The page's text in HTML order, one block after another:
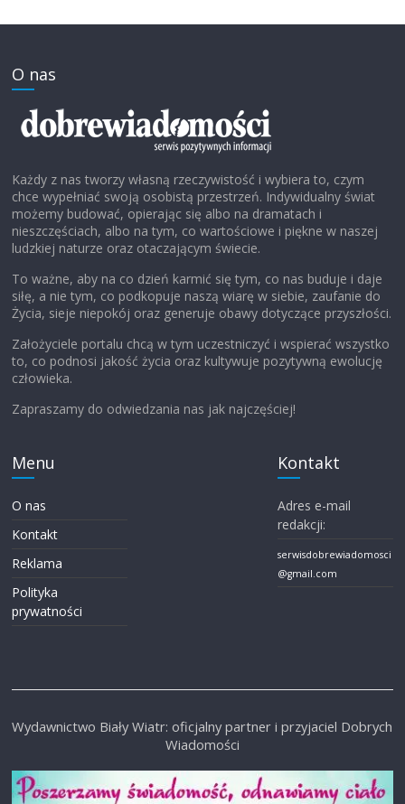
O nas
Każdy z nas tworzy własną rzeczywistość i wybiera to, czym
chce wypełniać swoją osobistą przestrzeń. Indywidualny świat
możemy budować, opierając się albo na dramatach i
nieszczęściach, albo na tym, co wartościowe i piękne w naszej
ludzkiej naturze oraz otaczającym świecie.
To ważne, aby na co dzień karmić się tym, co nas buduje i daje
siłę, a nie tym, co podkopuje naszą wiarę w siebie, zaufanie do
Życia, sieje niepokój oraz generuje obawy dotyczące przyszłości.
Założyciele portalu chcą w tym uczestniczyć i wspierać wszystko
to, co podnosi jakość życia oraz kultywuje pozytywną ewolucję
człowieka.
Zapraszamy do odwiedzania nas jak najczęściej!
Menu
O nas
Kontakt
Reklama
Polityka
prywatności
Kontakt
Adres e-mail
redakcji:
serwisdobrewiadomosci
@gmail.com
Wydawnictwo Biały Wiatr: oficjalny partner i przyjaciel Dobrych
Wiadomości